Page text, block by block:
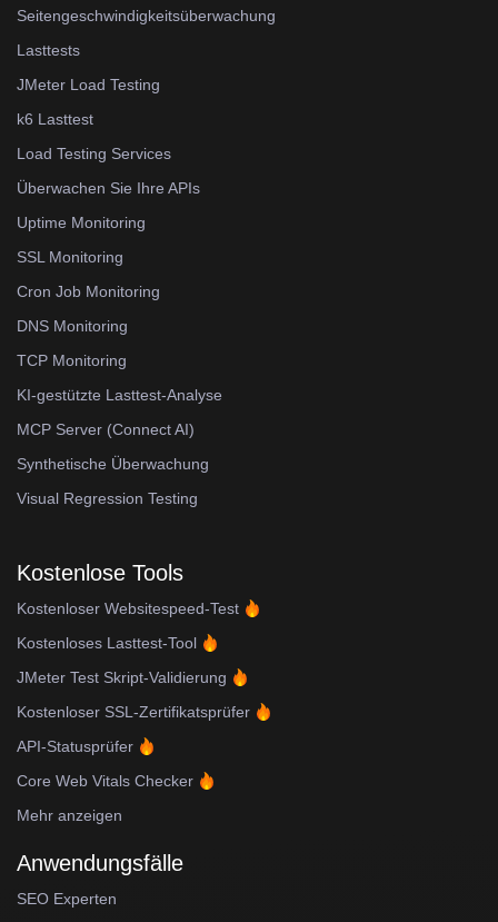
Seitengeschwindigkeitsüberwachung
Lasttests
JMeter Load Testing
k6 Lasttest
Load Testing Services
Überwachen Sie Ihre APIs
Uptime Monitoring
SSL Monitoring
Cron Job Monitoring
DNS Monitoring
TCP Monitoring
KI-gestützte Lasttest-Analyse
MCP Server (Connect AI)
Synthetische Überwachung
Visual Regression Testing
Kostenlose Tools
Kostenloser Websitespeed-Test
Kostenloses Lasttest-Tool
JMeter Test Skript-Validierung
Kostenloser SSL-Zertifikatsprüfer
API-Statusprüfer
Core Web Vitals Checker
Mehr anzeigen
Anwendungsfälle
SEO Experten